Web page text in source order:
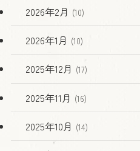
2026年2月 (10)
2026年1月 (10)
2025年12月 (17)
2025年11月 (16)
2025年10月 (14)